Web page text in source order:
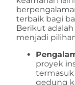
terbaik bagi
Berikut
menjadi
proyek
termasuk
gedung